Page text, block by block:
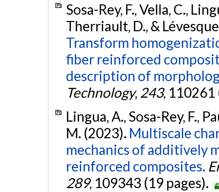
Sosa-Rey, F., Vella, C.,
Therriault, D., &
Transform
fiber reinforced
description of
Technology, 243, 110261
Lingua, A., Sosa-Rey, F.,
M. (2023). Multiscale
mechanics of additively
reinforced composites.
289, 109343 (19 pages).